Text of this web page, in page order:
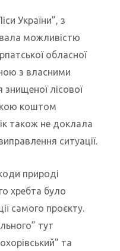
України”, з
можливістю
обласної
з власними
лісової
коштом
також не доклала
ситуації.
природі
хребта було
самого проєкту.
тут
та